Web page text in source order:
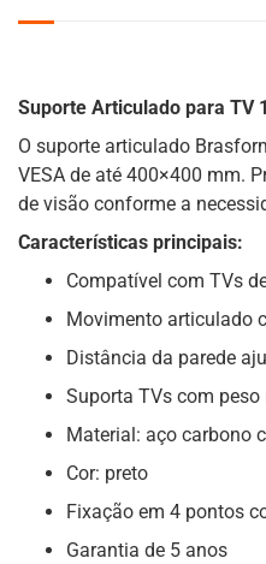
Suporte Articulado para TV
O suporte articulado
VESA de até 400×400 mm.
de visão conforme a
Características principais:
Compatível com TVs
Movimento articulado
Distância da parede
Suporta TVs com
Material: aço carbono
Cor: preto
Fixação em 4 pontos
Garantia de 5 anos